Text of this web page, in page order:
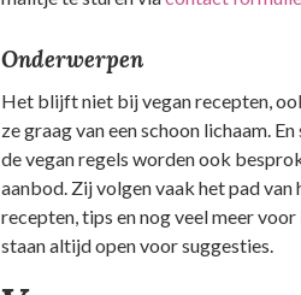
Onderwerpen
Het blijft niet bij vegan recepten,
ze graag van een schoon lichaam.
de vegan regels worden ook
aanbod. Zij volgen vaak het pad
recepten, tips en nog veel meer
staan altijd open voor suggesties.